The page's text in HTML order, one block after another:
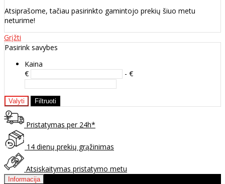
Atsiprašome, tačiau pasirinkto gamintojo prekių šiuo metu
neturime!
Grįžti
Pasirink savybes
Kaina
€
- €
Valyti Filtruoti
Pristatymas per 24h*
14 dienų prekių grąžinimas
Atsiskaitymas pristatymo metu
Informacija